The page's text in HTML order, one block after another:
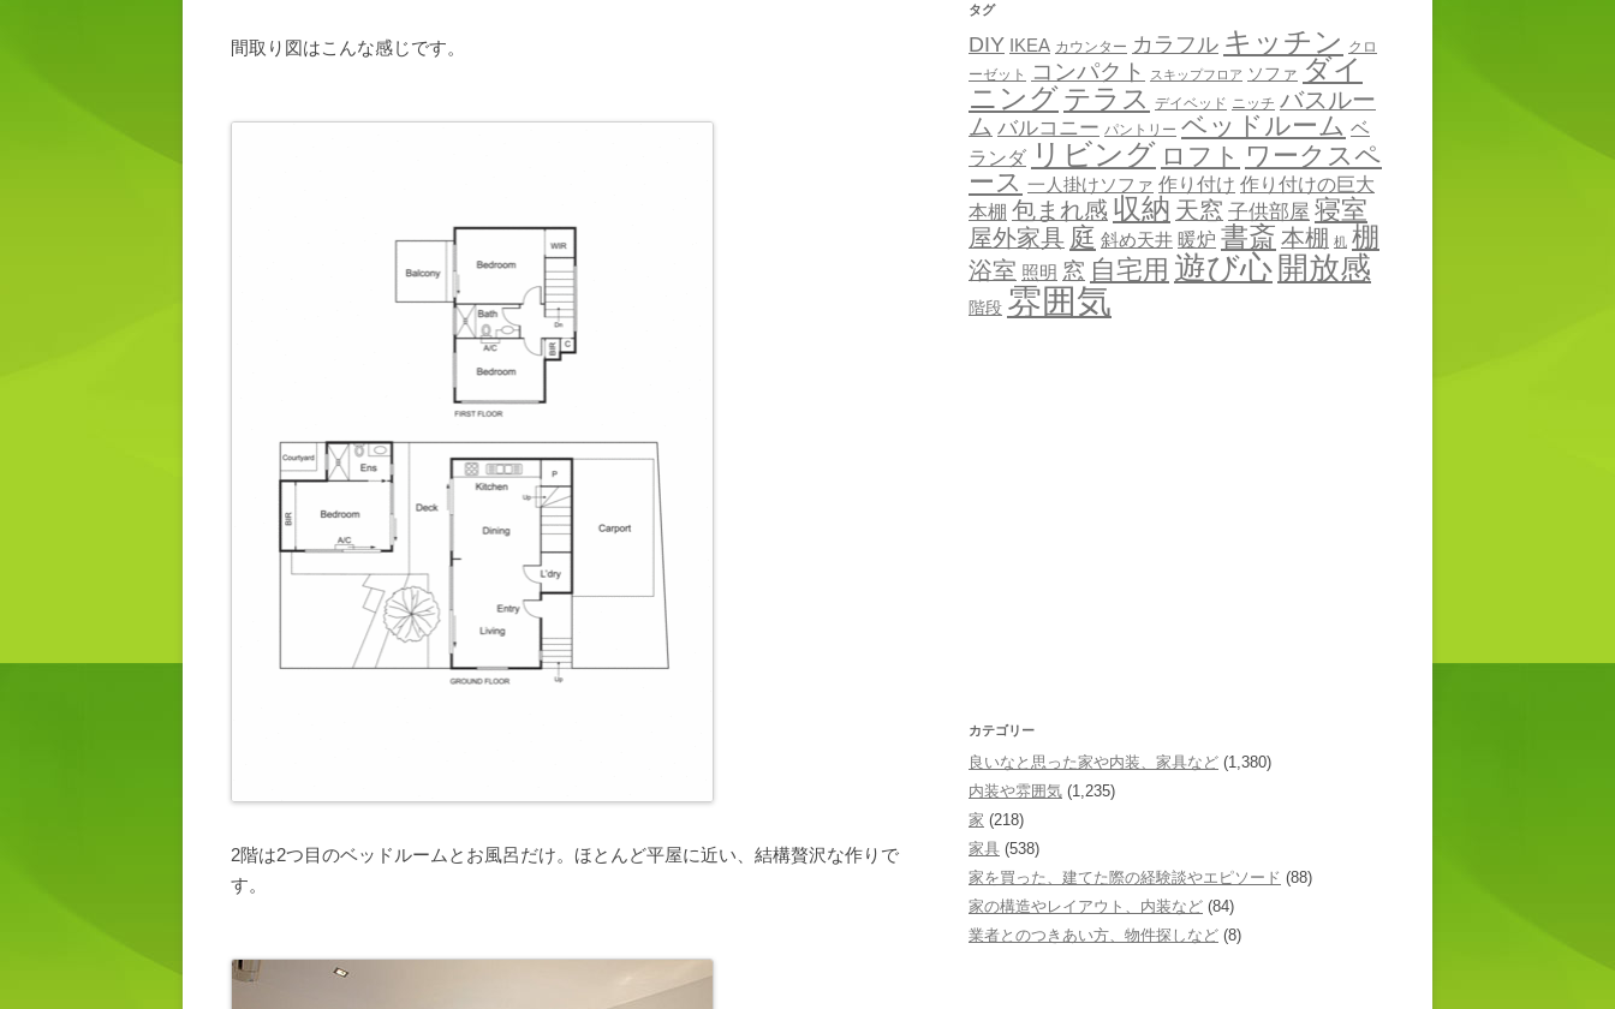
間取り図はこんな感じです。
2階は2つ目のベッドルームとお風呂だけ。ほとんど平屋に近い、結構贅沢な作りで
す。
タグ
DIY IKEA カウンター カラフル キッチン クロ
ーゼット
コンパクト スキップフロア ソファ ダイ
ニングテラス デイベッド ニッチ バスルー
ム バルコニー パントリー ベッドルーム ベ
ランダ リビング ロフト ワークスペ
ース 一人掛けソファ 作り付け 作り付けの巨大
本棚 包まれ感 収納 天窓 子供部屋 寝室
屋外家具 庭 斜め天井 暖炉 書斎 本棚 机 棚
浴室 照明 窓 自宅用 遊び心 開放感
階段 雰囲気
カテゴリー
良いなと思った家や内装、家具など (1,380)
内装や雰囲気 (1,235)
家 (218)
家具 (538)
家を買った、建てた際の経験談やエピソード (88)
家の構造やレイアウト、内装など (84)
業者とのつきあい方、物件探しなど (8)